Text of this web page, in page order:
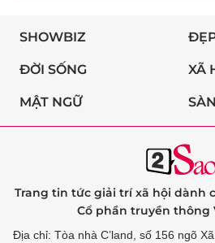
SHOWBIZ
ĐỜI SỐNG XÃ
MẬT NGỮ
Trang tin tức giải trí xã hội dành
Cổ phần truyền thông
Địa chỉ: Tòa nhà C’land, số 156 ngõ